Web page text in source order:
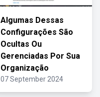
Algumas Dessas
Configurações São
Ocultas Ou
Gerenciadas Por Sua
Organização
07 September 2024